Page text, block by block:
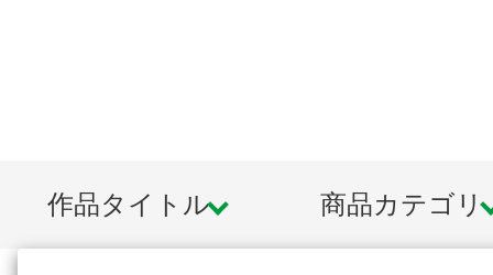
作品タイトル 商品カテゴリ